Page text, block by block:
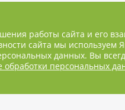
работы сайта и его
сайта мы используем
данных. Вы
обработки персональных